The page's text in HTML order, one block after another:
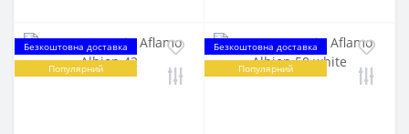
Безкоштовна доставка
Популярний
Безкоштовна доставка
Популярний